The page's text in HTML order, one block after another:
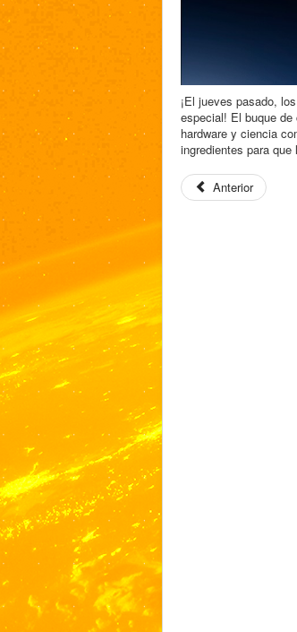
¡El jueves pasado,
especial! El buque
hardware y ciencia
ingredientes para
Anterior